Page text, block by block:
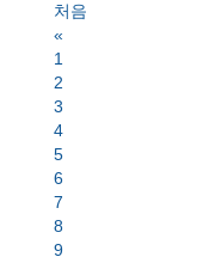
처음
«
1
2
3
4
5
6
7
8
9